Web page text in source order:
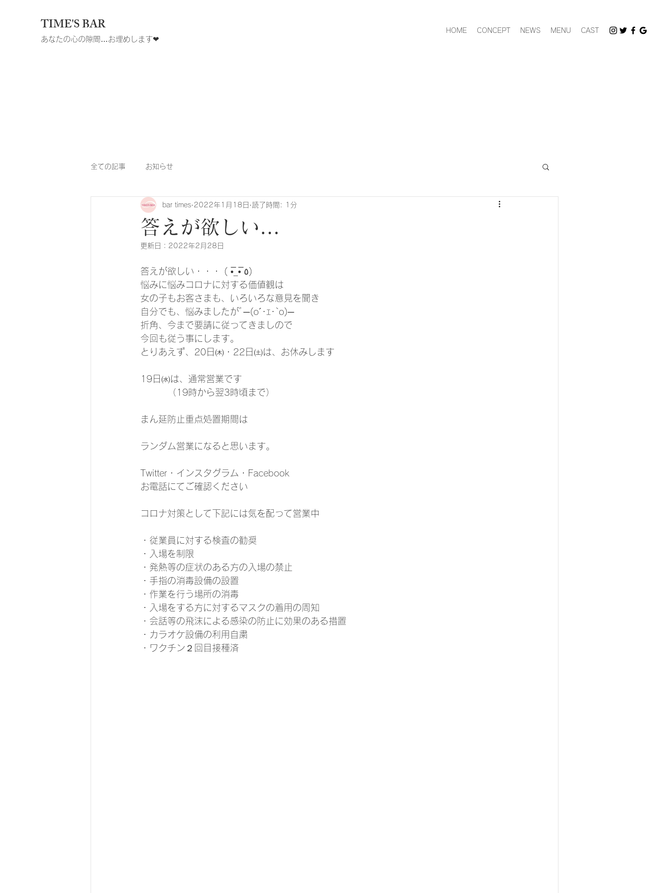
TIME'S BAR
あなたの心の隙間…お埋めします❤︎
HOME CONCEPT NEWS MENU CAST
全ての記事 お知らせ
答えが欲しい…
bar times 2022年1月18日 読了時間: 1分
更新日： 2022年2月28日
答えが欲しい・・・ ( •̅_•̅ ٥)
悩みに悩みコロナに対する価値観は
女の子もお客さまも、いろいろな意見を聞き
自分でも、悩みましたがﾞ─(o´･ｪ･`o)─
折角、今まで要請に従ってきましので
今回も従う事にします。
とりあえず、20日㈭・22日㈯は、お休みします
19日㈬は、通常営業です
（19時から翌3時頃まで）
まん延防止重点処置期間は
ランダム営業になると思います。
Twitter・インスタグラム・Facebook
お電話にてご確認ください
コロナ対策として下記には気を配って営業中
・従業員に対する検査の勧奨
・入場を制限
・発熱等の症状のある方の入場の禁止
・手指の消毒設備の設置
・作業を行う場所の消毒
・入場をする方に対するマスクの着用の周知
・会話等の飛沫による感染の防止に効果のある措置
・カラオケ設備の利用自粛
・ワクチン２回目接種済